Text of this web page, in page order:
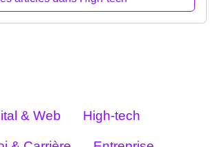
& Web High-tech